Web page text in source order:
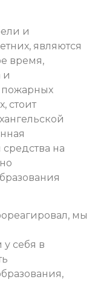
и
являются
время,
и
пожарных
стоит
на
мы
у себя в